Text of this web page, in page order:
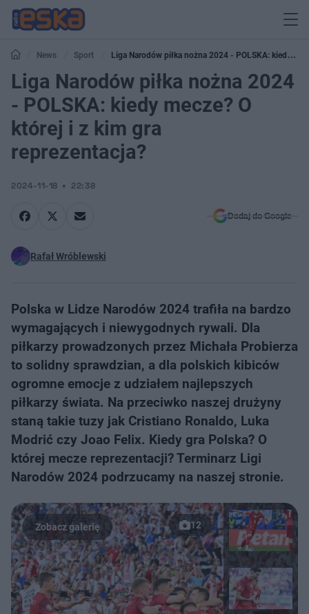
News Sport
Liga Narodów piłka nożna 2024 - POLSKA: kiedy
mecze? O której i z kim gra reprezentacja?
Liga Narodów piłka nożna 2024
- POLSKA: kiedy mecze? O
której i z kim gra
reprezentacja?
2024-11-18 22:38
Dodaj do Google
Rafał Wróblewski
Polska w Lidze Narodów 2024 trafiła na bardzo
wymagających i niewygodnych rywali. Dla
piłkarzy prowadzonych przez Michała Probierza
to solidny sprawdzian, a dla polskich kibiców
ogromne emocje z udziałem najlepszych
piłkarzy świata. Na przeciwko naszej drużyny
staną takie tuzy jak Cristiano Ronaldo, Luka
Modrić czy Joao Felix. Kiedy gra Polska? O
której mecze reprezentacji? Terminarz Ligi
Narodów 2024 podrzucamy na naszej stronie.
12